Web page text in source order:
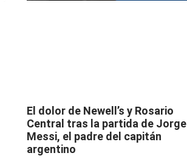
El dolor de Newell’s y Rosario
Central tras la partida de Jorge
Messi, el padre del capitán
argentino